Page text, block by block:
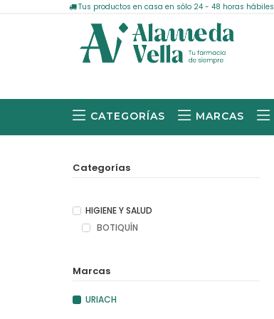
Tus productos en casa en sólo 24 - 48 horas hábiles
CATEGORÍAS MARCAS
Categorías
HIGIENE Y SALUD
BOTIQUÍN
Marcas
URIACH